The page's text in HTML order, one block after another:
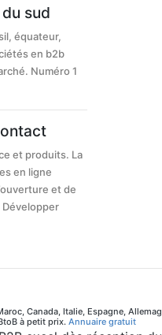
sud
équateur,
en b2b
Numéro 1
et produits. La
en ligne
et de
Développer
Canada, Italie, Espagne,
à petit prix. Annuaire gratuit